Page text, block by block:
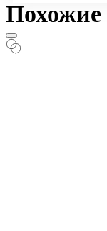
Похожие